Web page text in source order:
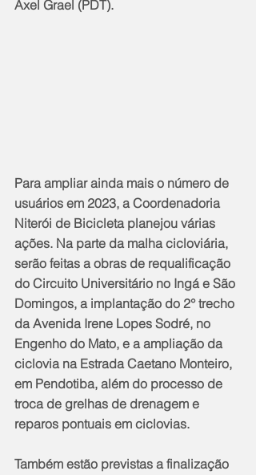
Axel Grael (PDT).
Para ampliar ainda mais o número de
usuários em 2023, a Coordenadoria
Niterói de Bicicleta planejou várias
ações. Na parte da malha cicloviária,
serão feitas a obras de requalificação
do Circuito Universitário no Ingá e São
Domingos, a implantação do 2° trecho
da Avenida Irene Lopes Sodré, no
Engenho do Mato, e a ampliação da
ciclovia na Estrada Caetano Monteiro,
em Pendotiba, além do processo de
troca de grelhas de drenagem e
reparos pontuais em ciclovias.
Também estão previstas a finalização